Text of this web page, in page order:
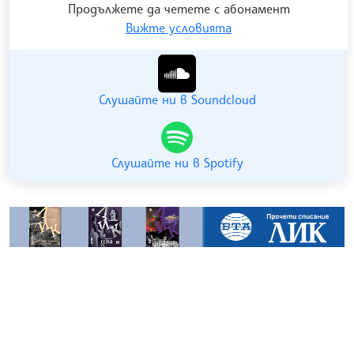
Продължете да четете с абонамент
Вижте условията
Гледайте ни в YouTube
Слушайте ни в Soundcloud
Слушайте ни в Spotify